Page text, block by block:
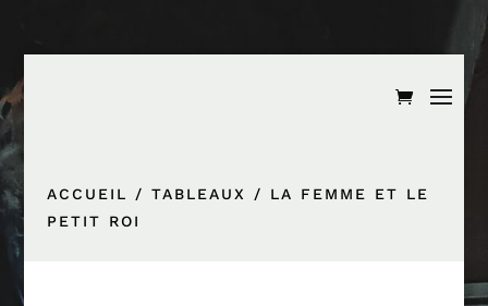
ACCUEIL / TABLEAUX
/ LA FEMME ET LE
PETIT ROI